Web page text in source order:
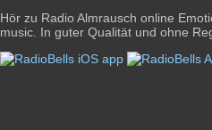
Hör zu Radio Almrausch online
music. In guter Qualität und ohne